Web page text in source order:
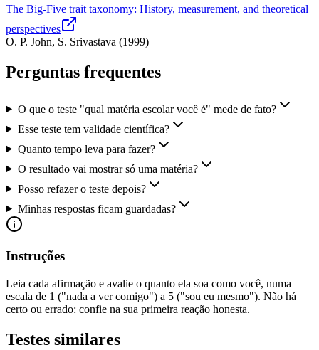
The Big-Five trait taxonomy: History, measurement, and theoretical
perspectives
O. P. John, S. Srivastava (1999)
Perguntas frequentes
O que o teste "qual matéria escolar você é" mede de fato?
Esse teste tem validade científica?
Quanto tempo leva para fazer?
O resultado vai mostrar só uma matéria?
Posso refazer o teste depois?
Minhas respostas ficam guardadas?
Instruções
Leia cada afirmação e avalie o quanto ela soa como você, numa
escala de 1 ("nada a ver comigo") a 5 ("sou eu mesmo"). Não há
certo ou errado: confie na sua primeira reação honesta.
Testes similares